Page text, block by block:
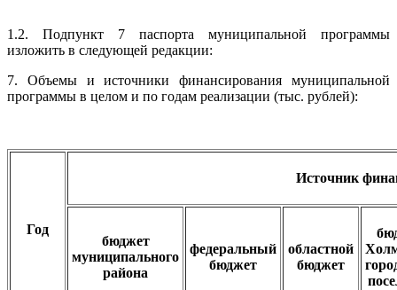
1.2. Подпункт 7 паспорта муниципальной программы
изложить в следующей редакции:
7. Объемы и источники финансирования муниципальной
программы в целом и по годам реализации (тыс. рублей):
Год
Источник
бюджет
муниципального
района
федеральный
бюджет
областной
бюджет